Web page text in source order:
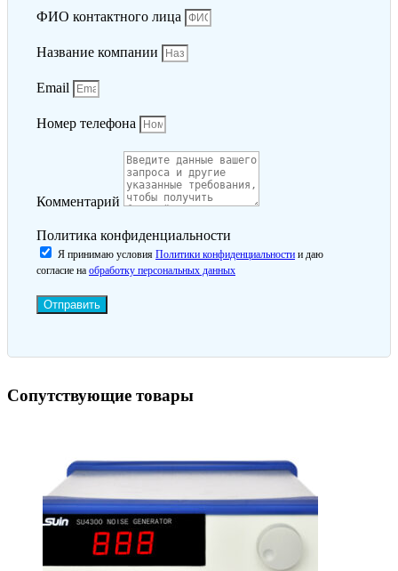
ФИО контактного лица
Название компании
Email
Номер телефона
Комментарий
Политика конфиденциальности
Я принимаю условия Политики конфиденциальности и даю
согласие на обработку персональных данных
Отправить
Сопутствующие товары